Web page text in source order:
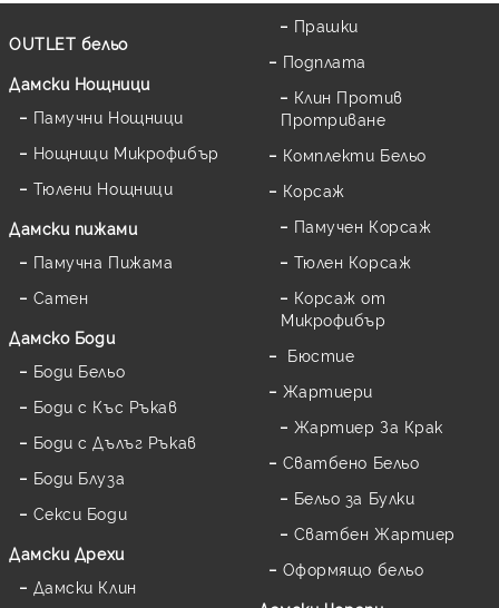
OUTLET бельо
Дамски Нощници
Памучни Нощници
Нощници Микрофибър
Тюлени Нощници
Дамски пижами
Памучна Пижама
Сатен
Дамскo Боди
Боди Бельо
Боди с Къс Ръкав
Боди с Дълъг Ръкав
Боди Блуза
Секси Боди
Дамски Дрехи
Дамски Клин
Прашки
Подплата
Клин Против
Протриване
Комплекти Бельо
Корсаж
Памучен Корсаж
Тюлен Корсаж
Корсаж от
Микрофибър
Бюстие
Жартиери
Жартиер За Крак
Сватбено Бельо
Бельо за Булки
Сватбен Жартиер
Оформящо бельо